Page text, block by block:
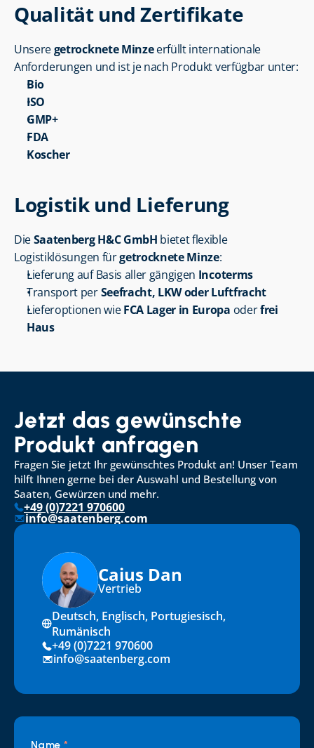
Qualität und Zertifikate
Unsere getrocknete Minze erfüllt internationale
Anforderungen und ist je nach Produkt verfügbar unter:
Bio
ISO
GMP+
FDA
Koscher
Logistik und Lieferung
Die Saatenberg H&C GmbH bietet flexible
Logistiklösungen für getrocknete Minze:
Lieferung auf Basis aller gängigen Incoterms
Transport per Seefracht, LKW oder Luftfracht
Lieferoptionen wie FCA Lager in Europa oder frei
Haus
Jetzt das gewünschte
Produkt anfragen
Fragen Sie jetzt Ihr gewünschtes Produkt an! Unser Team
hilft Ihnen gerne bei der Auswahl und Bestellung von
Saaten, Gewürzen und mehr.
+49 (0)7221 970600
info@saatenberg.com
Caius Dan
Vertrieb
Deutsch, Englisch, Portugiesisch,
Rumänisch
+49 (0)7221 970600
info@saatenberg.com
Name *